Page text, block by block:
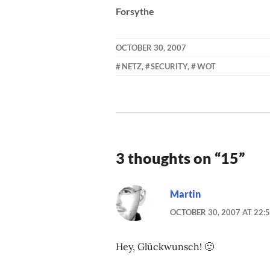
Forsythe
OCTOBER 30, 2007
KAINETZ, SECURITY, WOT
3 thoughts on “15”
Martin
OCTOBER 30, 2007 AT
Hey, Glückwunsch! 🙂